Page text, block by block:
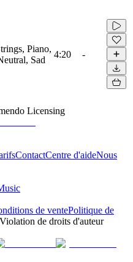
Piano,
Sad
4:20 -
Licensing
ContactCentre d'aideNous
de ventePolitique de
Violation de droits d'auteur